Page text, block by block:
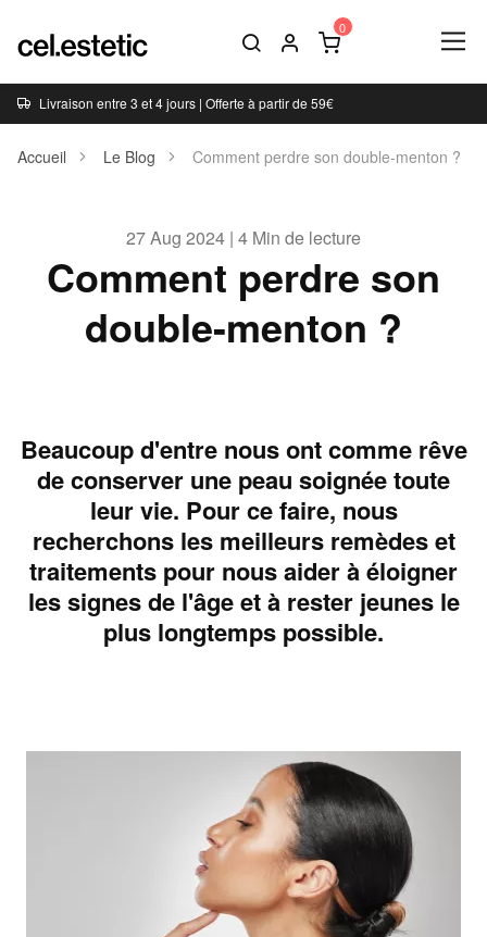
Livraison entre 3 et 4 jours | Offerte à partir de 59€
Accueil Le Blog Comment perdre son double-menton ?
27 Aug 2024 | 4 Min de lecture
Comment perdre son
double-menton ?
Beaucoup d'entre nous ont comme rêve
de conserver une peau soignée toute
leur vie. Pour ce faire, nous
recherchons les meilleurs remèdes et
traitements pour nous aider à éloigner
les signes de l'âge et à rester jeunes le
plus longtemps possible.